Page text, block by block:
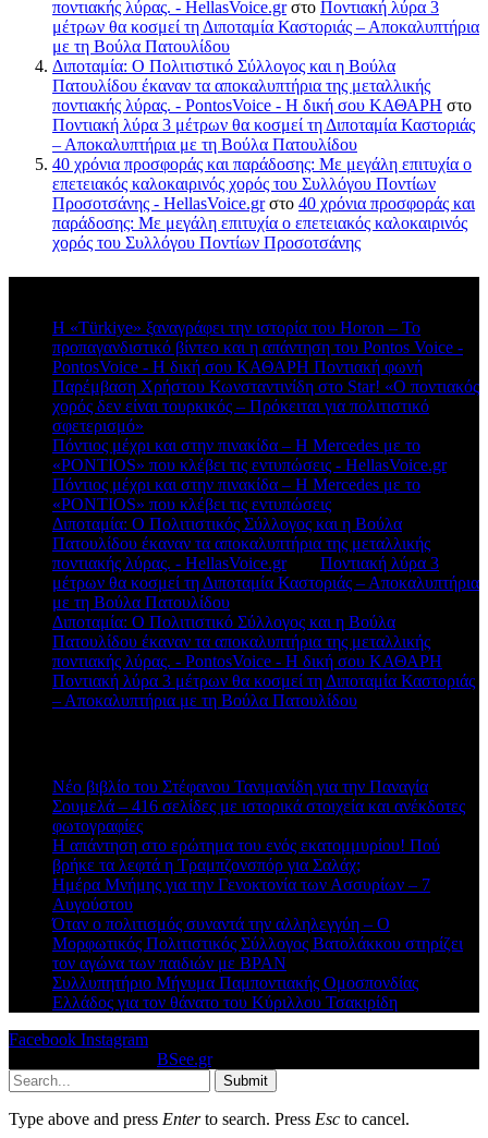
ποντιακής λύρας. - HellasVoice.grστο Ποντιακή λύρα 3
μέτρων θα κοσμεί τη Διποταμία Καστοριάς – Αποκαλυπτήρια
με τη Βούλα Πατουλίδου
Διποταμία: Ο Πολιτιστικό Σύλλογος και η Βούλα
Πατουλίδου έκαναν τα αποκαλυπτήρια της μεταλλικής
ποντιακής λύρας. - PontosVoice - H δική σου ΚΑΘΑΡΗ στο
Ποντιακή λύρα 3 μέτρων θα κοσμεί τη Διποταμία Καστοριάς
– Αποκαλυπτήρια με τη Βούλα Πατουλίδου
40 χρόνια προσφοράς και παράδοσης: Με μεγάλη επιτυχία ο
επετειακός καλοκαιρινός χορός του Συλλόγου Ποντίων
Προσοτσάνης - HellasVoice.grστο 40 χρόνια προσφοράς και
παράδοσης: Με μεγάλη επιτυχία ο επετειακός καλοκαιρινός
χορός του Συλλόγου Ποντίων Προσοτσάνης
Η «Türkiye» ξαναγράφει την ιστορία του Horon – Το
προπαγανδιστικό βίντεο και η απάντηση του Pontos Voice -
PontosVoice - H δική σου ΚΑΘΑΡΗ Ποντιακή φωνή
Παρέμβαση Χρήστου Κωνσταντινίδη στο Star! «Ο ποντιακός
χορός δεν είναι τουρκικός – Πρόκειται για πολιτιστικό
σφετερισμό»
Πόντιος μέχρι και στην πινακίδα – Η Mercedes με το
«PONTIOS» που κλέβει τις εντυπώσεις - HellasVoice.grστο
Πόντιος μέχρι και στην πινακίδα – Η Mercedes με το
«PONTIOS» που κλέβει τις εντυπώσεις
Διποταμία: Ο Πολιτιστικός Σύλλογος και η Βούλα
Πατουλίδου έκαναν τα αποκαλυπτήρια της μεταλλικής
ποντιακής λύρας. - HellasVoice.grστο Ποντιακή λύρα 3
μέτρων θα κοσμεί τη Διποταμία Καστοριάς – Αποκαλυπτήρια
με τη Βούλα Πατουλίδου
Διποταμία: Ο Πολιτιστικό Σύλλογος και η Βούλα
Πατουλίδου έκαναν τα αποκαλυπτήρια της μεταλλικής
ποντιακής λύρας. - PontosVoice - H δική σου ΚΑΘΑΡΗ
Ποντιακή λύρα 3 μέτρων θα κοσμεί τη Διποταμία Καστοριάς
– Αποκαλυπτήρια με τη Βούλα Πατουλίδου
Νέο βιβλίο του Στέφανου Τανιμανίδη για την Παναγία
Σουμελά – 416 σελίδες με ιστορικά στοιχεία και ανέκδοτες
φωτογραφίες
Η απάντηση στο ερώτημα του ενός εκατομμυρίου! Πού
βρήκε τα λεφτά η Τραμπζονσπόρ για Σαλάχ;
Ημέρα Μνήμης για την Γενοκτονία των Ασσυρίων – 7
Αυγούστου
Όταν ο πολιτισμός συναντά την αλληλεγγύη – Ο
Μορφωτικός Πολιτιστικός Σύλλογος Βατολάκκου στηρίζει
τον αγώνα των παιδιών με BPAN
Συλλυπητήριο Μήνυμα Παμποντιακής Ομοσπονδίας
Ελλάδος για τον θάνατο του Κύριλλου Τσακιρίδη
Facebook Instagram
BSee.gr.
Submit
Type above and press Enterto search. Press Esc to cancel.